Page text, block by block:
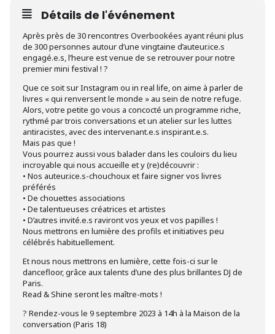
Détails de l'événement
Après près de 30 rencontres Overbookées ayant réuni plus
de 300 personnes autour d’une vingtaine d’auteur.ice.s
engagé.e.s, l’heure est venue de se retrouver pour notre
premier mini festival ! ?
Que ce soit sur Instagram ou in real life, on aime à parler de
livres « qui renversent le monde » au sein de notre refuge.
Alors, votre petite go vous a concocté un programme riche,
rythmé par trois conversations et un atelier sur les luttes
antiracistes, avec des intervenant.e.s inspirant.e.s.
Mais pas que !
Vous pourrez aussi vous balader dans les couloirs du lieu
incroyable qui nous accueille et y (re)découvrir :
• Nos auteur.ice.s-chouchoux et faire signer vos livres
préférés
• De chouettes associations
• De talentueuses créatrices et artistes
• D’autres invité.e.s raviront vos yeux et vos papilles !
Nous mettrons en lumière des profils et initiatives peu
célébrés habituellement.
Et nous nous mettrons en lumière, cette fois-ci sur le
dancefloor, grâce aux talents d’une des plus brillantes DJ de
Paris.
Read & Shine seront les maître-mots !
? Rendez-vous le 9 septembre 2023 à 14h à la Maison de la
conversation (Paris 18)